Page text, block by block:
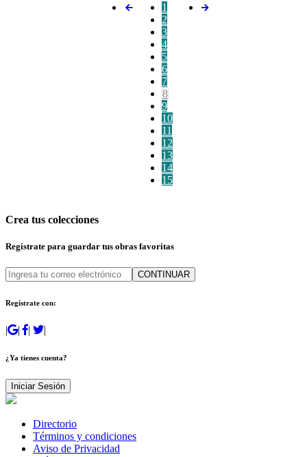
1
2
3
4
5
6
7
8
9
10
11
12
13
14
15
Crea tus colecciones
Regístrate para guardar tus obras favoritas
CONTINUAR
Regístrate con:
| | | |
¿Ya tienes cuenta?
Iniciar Sesión
Directorio
Términos y condiciones
Aviso de Privacidad